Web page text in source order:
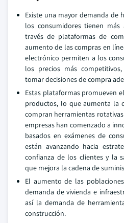
Existe una mayor demanda de
los consumidores tienen
través de plataformas de
aumento de las compras en
electrónico permiten a los
los precios más
tomar decisiones de compra
Estas plataformas promueven
productos, lo que aumenta la
compran herramientas
empresas han comenzado a
basados en exámenes de
están avanzando hacia
confianza de los clientes y la
que mejora la cadena de
El aumento de las
demanda de vivienda e
así la demanda de
construcción.